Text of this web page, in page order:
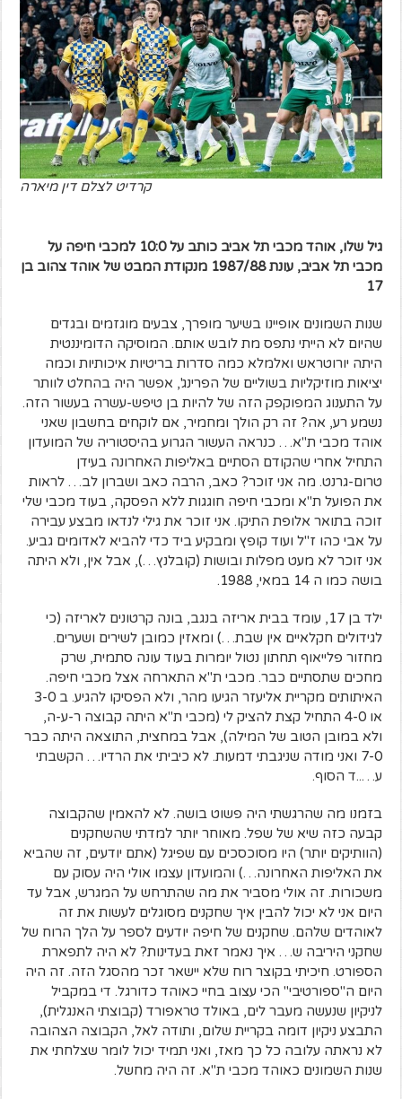
קרדיט לצלם דין מיארה
גיל שלו, אוהד מכבי תל אביב כותב על 10:0 למכבי חיפה על
מכבי תל אביב, עונת 1987/88 מנקודת המבט של אוהד צהוב בן
17
שנות השמונים אופיינו בשיער מופרך, צבעים מוגזמים ובגדים
שהיום לא הייתי נתפס מת לובש אותם. המוסיקה הדומיננטית
היתה יורוטראש ואלמלא כמה סדרות בריטיות איכותיות וכמה
יציאות מוזיקליות בשוליים של הפרינג', אפשר היה בהחלט לוותר
על התענוג המפוקפק הזה של להיות בן טיפש-עשרה בעשור הזה.
נשמע רע, אה? זה רק הולך ומחמיר, אם לוקחים בחשבון שאני
אוהד מכבי ת"א… כנראה העשור הגרוע בהיסטוריה של המועדון
התחיל אחרי שהקודם הסתיים באליפות האחרונה בעידן
טרום-גרנט. מה אני זוכר? כאב, הרבה כאב ושברון לב… לראות
את הפועל ת"א ומכבי חיפה חוגגות ללא הפסקה, בעוד מכבי שלי
זוכה בתואר אלופת התיקו. אני זוכר את גילי לנדאו מבצע עבירה
על אבי כהו ז"ל ועוד קופץ ומבקיע ביד כדי להביא לאדומים גביע.
אני זוכר לא מעט מפלות ובושות (קובלנץ…), אבל אין, ולא היתה
בושה כמו ה 14 במאי, 1988.
ילד בן 17, עומד בבית אריזה בנגב, בונה קרטונים לאריזה (כי
לגידולים חקלאיים אין שבת…) ומאזין כמובן לשירים ושערים.
מחזור פלייאוף תחתון נטול יומרות בעוד עונה סתמית, שרק
מחכים שתסתיים כבר. מכבי ת"א התארחה אצל מכבי חיפה.
האיתותים מקריית אליעזר הגיעו מהר, ולא הפסיקו להגיע. ב 3-0
או 4-0 התחיל קצת להציק לי (מכבי ת"א היתה קבוצה ר-ע-ה,
ולא במובן הטוב של המילה), אבל במחצית, התוצאה היתה כבר
7-0 ואני מודה שניגבתי דמעות. לא כיביתי את הרדיו… הקשבתי
ע…..ד הסוף.
בזמנו מה שהרגשתי היה פשוט בושה. לא להאמין שהקבוצה
קבעה כזה שיא של שפל. מאוחר יותר למדתי שהשחקנים
(הוותיקים יותר) היו מסוכסכים עם שפיגל (אתם יודעים, זה שהביא
את האליפות האחרונה…) והמועדון עצמו אולי היה עסוק עם
משכורות. זה אולי מסביר את מה שהתרחש על המגרש, אבל עד
היום אני לא יכול להבין איך שחקנים מסוגלים לעשות את זה
לאוהדים שלהם. שחקנים של חיפה יודעים לספר על הלך הרוח של
שחקני היריבה ש… איך נאמר זאת בעדינות? לא היה לתפארת
הספורט. חיכיתי בקוצר רוח שלא יישאר זכר מהסגל הזה. זה היה
היום ה"ספורטיבי" הכי עצוב בחיי כאוהד כדורגל. די במקביל
לניקיון שנעשה מעבר לים, באולד טראפורד (קבוצתי האנגלית),
התבצע ניקיון דומה בקריית שלום, ותודה לאל, הקבוצה הצהובה
לא נראתה עלובה כל כך מאז, ואני תמיד יכול לומר שצלחתי את
שנות השמונים כאוהד מכבי ת"א. זה היה מחשל.